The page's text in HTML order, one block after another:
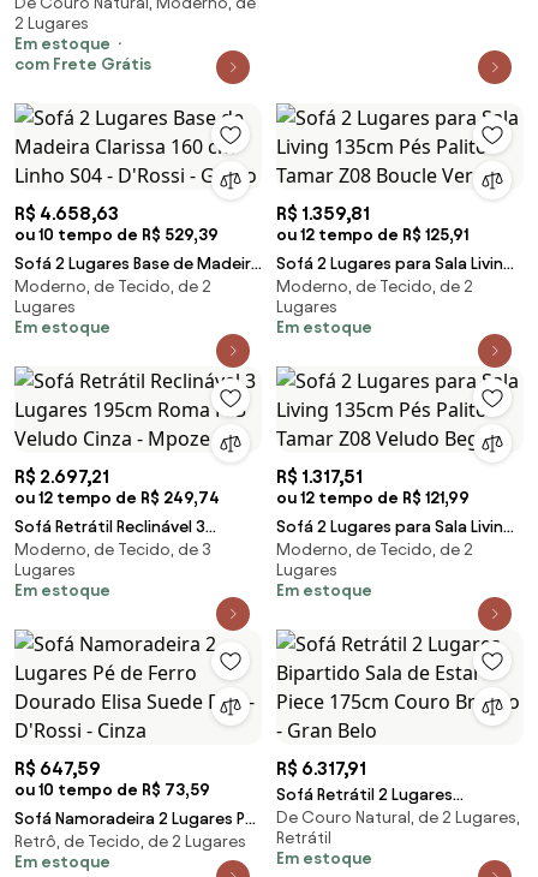
- Avan Couro Natural Cinza
2 Lugares
Em estoque
com Frete Grátis
R$ 4.658,63
ou 10 tempo de R$ 529,39
Sofá 2 Lugares Base de Madeira
Clarissa 160 cm Linho S04 -
D'Rossi - Grigio
Moderno, de Tecido, de 2
Lugares
Em estoque
R$ 1.359,81
ou 12 tempo de R$ 125,91
Sofá 2 Lugares para Sala Living
135cm Pés Palito Tamar Z08
Boucle Verd
Moderno, de Tecido, de 2
Lugares
Em estoque
R$ 2.697,21
ou 12 tempo de R$ 249,74
Sofá Retrátil Reclinável 3
Lugares 195cm Roma F05 Veludo
Cinza - Mpoze
Moderno, de Tecido, de 3
Lugares
Em estoque
R$ 1.317,51
ou 12 tempo de R$ 121,99
Sofá 2 Lugares para Sala Living
135cm Pés Palito Tamar Z08
Veludo Bege
Moderno, de Tecido, de 2
Lugares
Em estoque
R$ 647,59
ou 10 tempo de R$ 73,59
Sofá Namoradeira 2 Lugares Pé
de Ferro Dourado Elisa Suede
D03 - D'Rossi - Cinza
Retrô, de Tecido, de 2 Lugares
Em estoque
R$ 6.317,91
Sofá Retrátil 2 Lugares
Bipartido Sala de Estar Piece
175cm Couro Branco - Gran
Belo
De Couro Natural, de 2 Lugares,
Retrátil
Em estoque